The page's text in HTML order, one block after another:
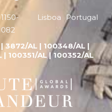
1150-
082
Lisboa Portugal
3872/AL | 100348/AL |
100351/AL | 100352/AL